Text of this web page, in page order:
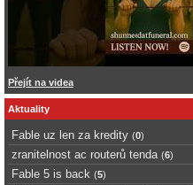
Přejít na videa
Aktuality
Fable uz len za kredity (0)
zranitelnost ac routerů tenda (6)
Fable 5 is back (5)